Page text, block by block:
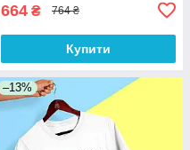
664 ₴ 764 ₴
Купити
–13%